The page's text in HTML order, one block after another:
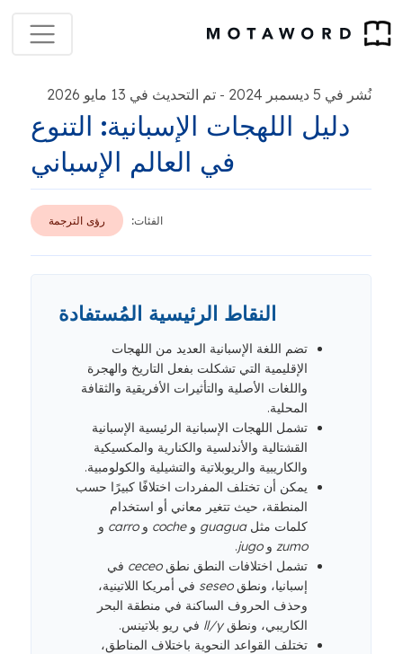
نُشر في 5 ديسمبر 2024 - تم التحديث في 13 مايو 2026
دليل اللهجات الإسبانية: التنوع
في العالم الإسباني
الفئات: رؤى الترجمة
النقاط الرئيسية المُستفادة
تضم اللغة الإسبانية العديد من اللهجات
الإقليمية التي تشكلت بفعل التاريخ والهجرة
واللغات الأصلية والتأثيرات الأفريقية والثقافة
المحلية.
تشمل اللهجات الإسبانية الرئيسية الإسبانية
القشتالية والأندلسية والكنارية والمكسيكية
والكاريبية والريوبلاتية والتشيلية والكولومبية.
يمكن أن تختلف المفردات اختلافًا كبيرًا حسب
المنطقة، حيث تتغير معاني أو استخدام
كلمات مثل guagua و coche و carro و
zumoو jugo
.
تشمل اختلافات النطق نطقceceo في
إسبانيا، ونطقseseo في أمريكا اللاتينية،
وحذف الحروف الساكنة في منطقة البحر
الكاريبي، ونطقll/y في ريو بلاتينس.
تختلف القواعد النحوية باختلاف المناطق،